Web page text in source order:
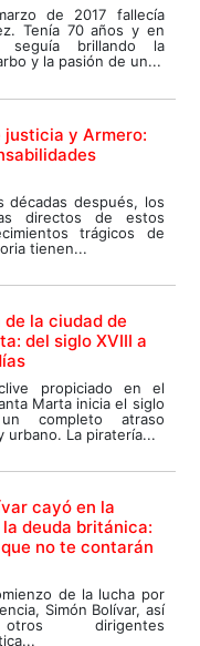
de 2017 fallecía
Tenía 70 años y en
seguía brillando la
y la pasión de un...
justicia y Armero:
décadas después, los
directos de estos
trágicos de
tienen...
de la ciudad de
del siglo XVIII a
propiciado en el
Marta inicia el siglo
completo atraso
urbano. La piratería...
cayó en la
deuda británica:
no te contarán
de la lucha por
Simón Bolívar, así
dirigentes